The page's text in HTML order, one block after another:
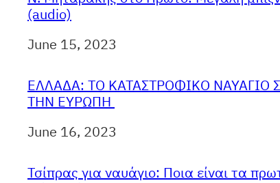
(audio)
Ημερομηνία
June 15, 2023
ΕΛΛΑΔΑ: ΤΟ ΚΑΤΑΣΤΡΟΦΙΚΟ ΝΑΥΑΓΙΟ
ΤΗΝ ΕΥΡΩΠΗ
Ημερομηνία
June 16, 2023
Τσίπρας για ναυάγιο: Ποια είναι τα